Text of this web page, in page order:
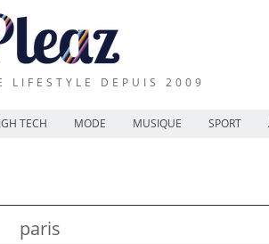
LIFESTYLE DEPUIS 2009
TECH MODE MUSIQUE SPORT
paris